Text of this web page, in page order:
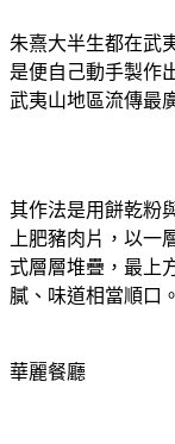
朱熹大半生都在武
是便自己動手製作
武夷山地區流傳最
其作法是用餅乾粉
上肥豬肉片，以一
式層層堆疊，最上
膩、味道相當順口。
華麗餐廳